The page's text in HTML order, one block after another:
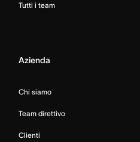
Tutti i team
Azienda
Chi siamo
Team direttivo
Clienti